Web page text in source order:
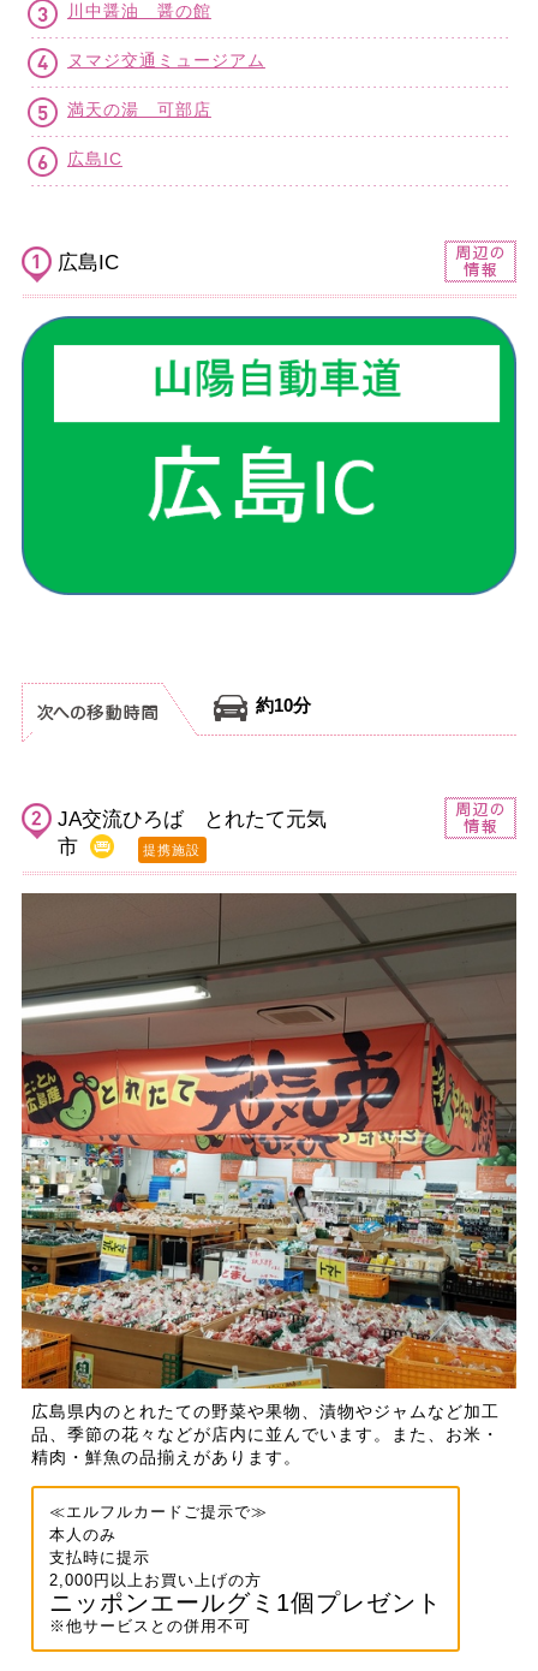
川中醤油 醤の館
ヌマジ交通ミュージアム
満天の湯 可部店
広島IC
広島IC
約10分
JA交流ひろば とれたて元気
市
提携施設
広島県内のとれたての野菜や果物、漬物やジャムなど加工
品、季節の花々などが店内に並んでいます。また、お米・
精肉・鮮魚の品揃えがあります。
≪エルフルカードご提示で≫
本人のみ
支払時に提示
2,000円以上お買い上げの方
ニッポンエールグミ1個プレゼント
※他サービスとの併用不可